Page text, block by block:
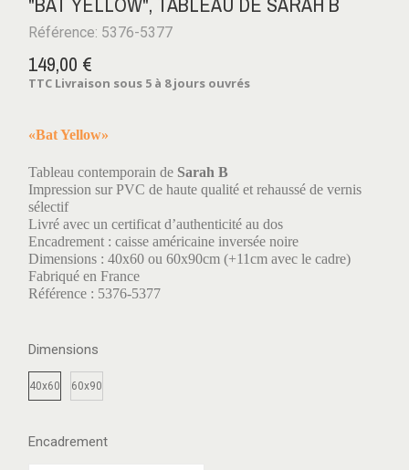
Référence: 5376-5377
149,00 €
TTC Livraison sous 5 à 8 jours ouvrés
«Bat Yellow»
Tableau contemporain de Sarah B
Impression sur PVC de haute qualité et rehaussé de vernis
sélectif
Livré avec un certificat d’authenticité au dos
Encadrement : caisse américaine inversée noire
Dimensions : 40x60 ou 60x90cm (+11cm avec le cadre)
Fabriqué en France
Référence : 5376-5377
Dimensions
40x60 60x90
Encadrement